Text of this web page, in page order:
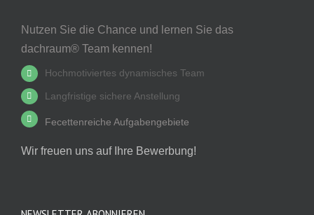
Nutzen Sie die Chance und lernen Sie das
dachraum® Team kennen!
Hochmotiviertes dynamisches Team
Langfristige sichere Anstellung
Fecettenreiche Aufgabengebiete
Wir freuen uns auf Ihre Bewerbung!